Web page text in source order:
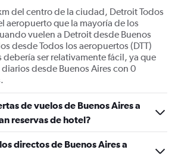
del centro de la ciudad, Detroit Todos
aeropuerto que la mayoría de los
vuelen a Detroit desde Buenos
desde Todos los aeropuertos (DTT)
debería ser relativamente fácil, ya que
desde Buenos Aires con 0
de vuelos de Buenos Aires a
reservas de hotel?
directos de Buenos Aires a